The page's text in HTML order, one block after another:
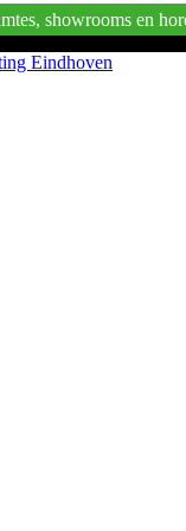
showrooms en